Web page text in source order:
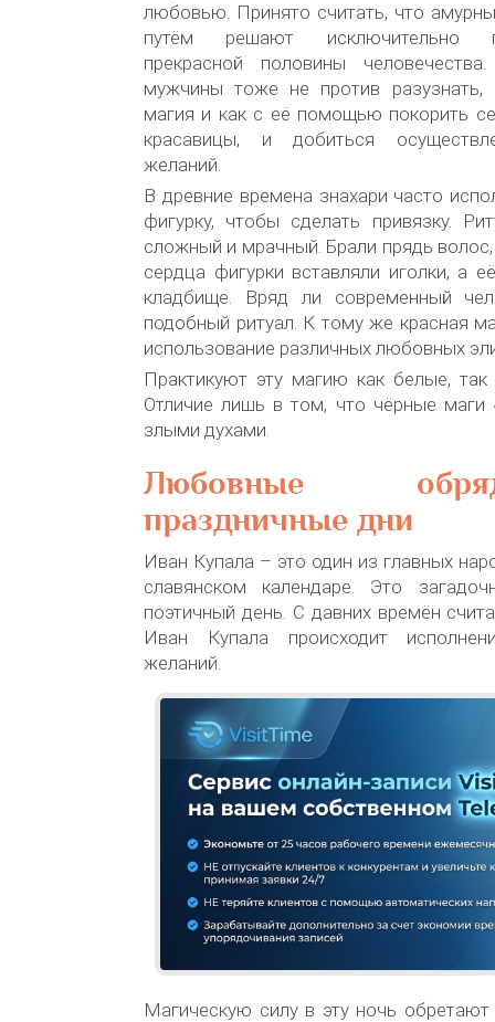
любовью. Принято считать, что
путём решают исключительно
прекрасной половины
мужчины тоже не против разузнать,
магия и как с её помощью покорить
красавицы, и добиться
желаний.
В древние времена знахари часто
фигурку, чтобы сделать привязку.
сложный и мрачный. Брали прядь
сердца фигурки вставляли иголки, а
кладбище. Вряд ли современный
подобный ритуал. К тому же красная
использование различных любовных
Практикуют эту магию как белые,
Отличие лишь в том, что чёрные маги
злыми духами.
Любовные
праздничные дни
Иван Купала – это один из главных
славянском календаре. Это
поэтичный день. С давних времён
Иван Купала происходит
желаний.
Магическую силу в эту ночь